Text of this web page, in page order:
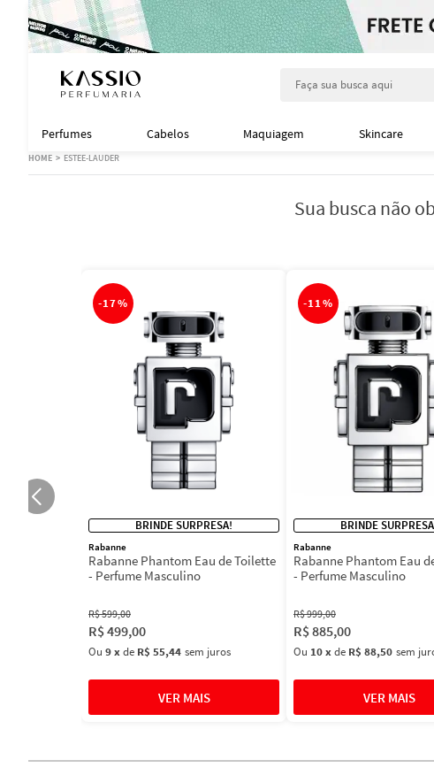
Perfumes Cabelos Maquiagem Skincare
ESTEE-LAUDER
Sua busca não
-17%
BRINDE SURPRESA!
Rabanne
Rabanne Phantom Eau de Toilette
- Perfume Masculino
R$599,00
R$499,00
Ou 9xde R$ 55,44 sem juros
-11%
BRINDE
Rabanne
Rabanne Phantom Eau
- Perfume Masculino
R$999,00
R$885,00
Ou 10xde R$ 88,50 sem